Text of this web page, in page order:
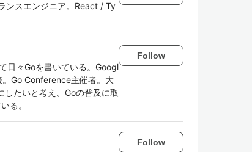
ンスエンジニア。React / Ty
日々Goを書いている。Googl
Go Conference主催者。大
たいと考え、Goの普及に取
る。
Follow
Follow